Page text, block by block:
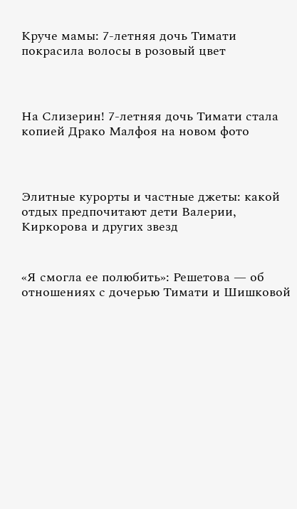
Круче мамы: 7-летняя дочь Тимати
покрасила волосы в розовый цвет
На Слизерин! 7-летняя дочь Тимати стала
копией Драко Малфоя на новом фото
Элитные курорты и частные джеты: какой
отдых предпочитают дети Валерии,
Киркорова и других звезд
«Я смогла ее полюбить»: Решетова — об
отношениях с дочерью Тимати и Шишковой